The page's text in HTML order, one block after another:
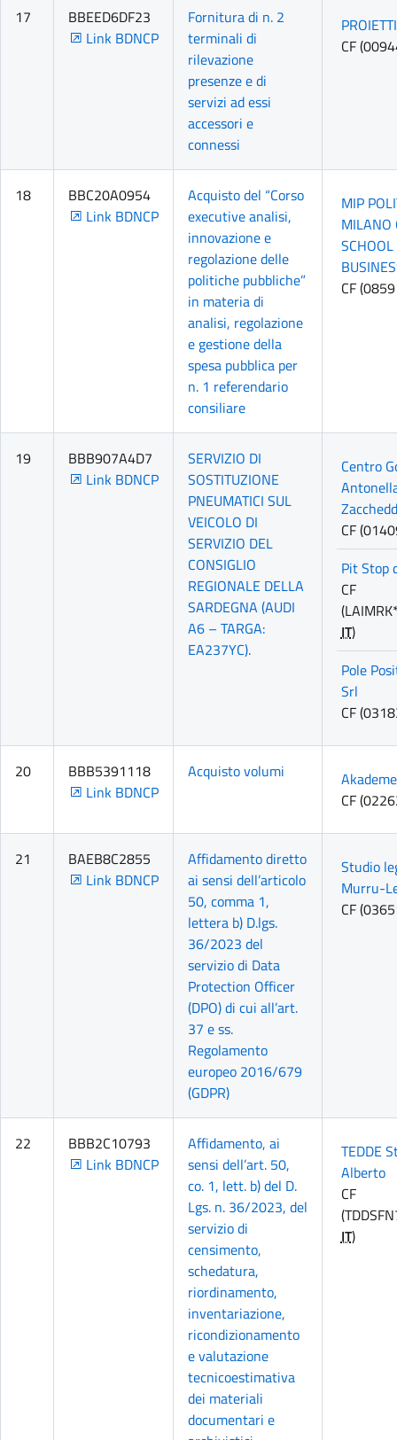
17
BBEED6DF23
Link BDNCP
Fornitura di n. 2
terminali di
rilevazione
presenze e di
servizi ad essi
accessori e
connessi
CF
18
BBC20A0954
Link BDNCP
Acquisto del “Corso
executive analisi,
innovazione e
regolazione delle
politiche pubbliche”
in materia di
analisi, regolazione
e gestione della
spesa pubblica per
n. 1 referendario
consiliare
MIP
MILANO
SCHOOL
CF
19
BBB907A4D7
Link BDNCP
SERVIZIO DI
SOSTITUZIONE
PNEUMATICI SUL
VEICOLO DI
SERVIZIO DEL
CONSIGLIO
REGIONALE DELLA
SARDEGNA (AUDI
A6 – TARGA:
EA237YC).
Centro
CF
Pit Stop
CF
IT)
Pole
Srl
CF
20
BBB5391118
Link BDNCP
Acquisto volumi
CF
21
BAEB8C2855
Link BDNCP
Affidamento diretto
ai sensi dell’articolo
50, comma 1,
lettera b) D.lgs.
36/2023 del
servizio di Data
Protection Officer
(DPO) di cui all’art.
37 e ss.
Regolamento
europeo 2016/679
(GDPR)
Studio
Murru-
CF
22
BBB2C10793
Link BDNCP
Affidamento, ai
sensi dell’art. 50,
co. 1, lett. b) del D.
Lgs. n. 36/2023, del
servizio di
censimento,
schedatura,
riordinamento,
inventariazione,
ricondizionamento
e valutazione
tecnicoestimativa
dei materiali
documentari e
TEDDE
Alberto
CF
IT)